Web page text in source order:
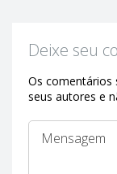
Deixe seu
Os comentários
seus autores e